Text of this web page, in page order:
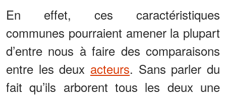
En effet, ces caractéristiques
communes pourraient amener la plupart
d’entre nous à faire des comparaisons
entre les deux acteurs. Sans parler du
fait qu’ils arborent tous les deux une